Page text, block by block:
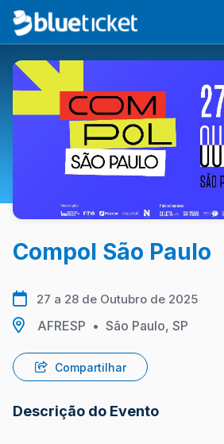
Compol São Paulo
27 a 28 de Outubro de 2025
AFRESP • São Paulo, SP
Compartilhar
Descrição do Evento